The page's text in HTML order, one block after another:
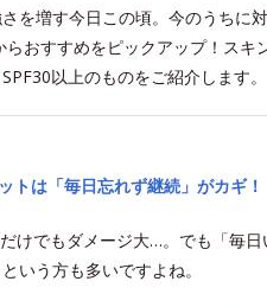
を増す今日この頃。今のうちに
おすすめをピックアップ！スキ
以上のものをご紹介します。
トは「毎日忘れず継続」がカギ！
けでもダメージ大…。でも「毎日
いう方も多いですよね。